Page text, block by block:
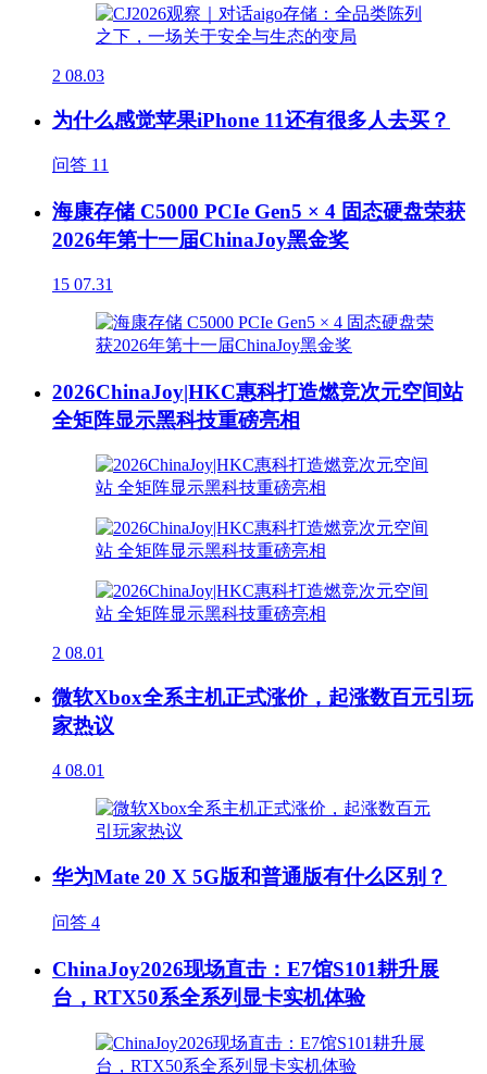
2 08.03
为什么感觉苹果iPhone 11还有很多人去买？
问答 11
海康存储 C5000 PCIe Gen5 × 4 固态硬盘荣获
2026年第十一届ChinaJoy黑金奖
15 07.31
2026ChinaJoy|HKC惠科打造燃竞次元空间站
全矩阵显示黑科技重磅亮相
2 08.01
微软Xbox全系主机正式涨价，起涨数百元引玩
家热议
4 08.01
华为Mate 20 X 5G版和普通版有什么区别？
问答 4
ChinaJoy2026现场直击：E7馆S101耕升展
台，RTX50系全系列显卡实机体验